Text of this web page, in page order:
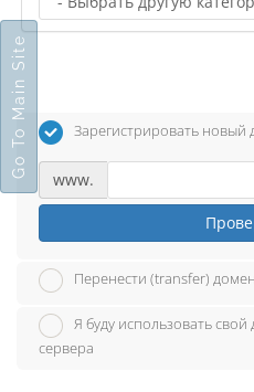
Зарегистрировать новый
www.
Перенести (transfer)
Я буду использовать
сервера
Go To Main Site